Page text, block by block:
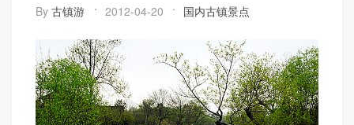
By 古镇游 2012-04-20 国内古镇景点